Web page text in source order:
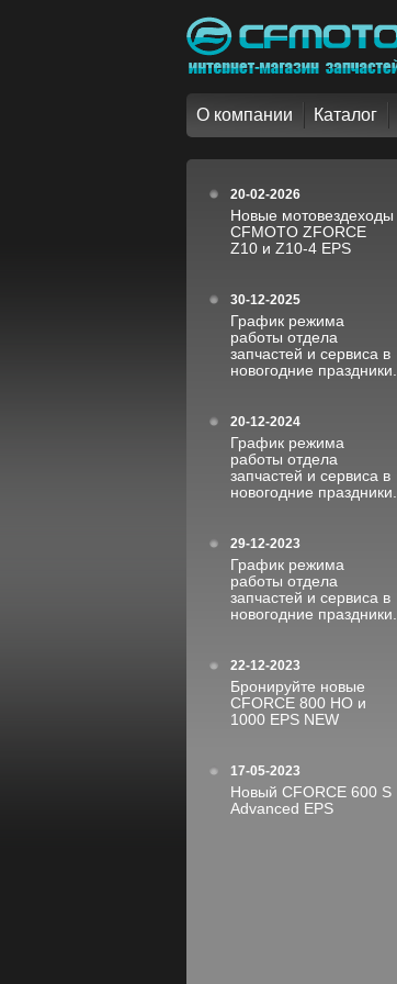
О компании Каталог
20-02-2026
Новые мотовездеходы
CFMOTO ZFORCE
Z10 и Z10-4 EPS
30-12-2025
График режима
работы отдела
запчастей и сервиса в
новогодние праздники.
20-12-2024
График режима
работы отдела
запчастей и сервиса в
новогодние праздники.
29-12-2023
График режима
работы отдела
запчастей и сервиса в
новогодние праздники.
22-12-2023
Бронируйте новые
CFORCE 800 HO и
1000 EPS NEW
17-05-2023
Новый CFORCE 600 S
Advanced EPS